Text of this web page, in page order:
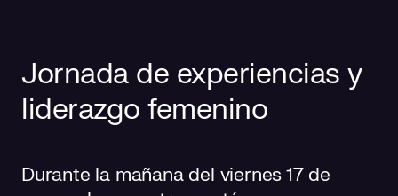
Jornada de experiencias y
liderazgo femenino
Durante la mañana del viernes 17 de